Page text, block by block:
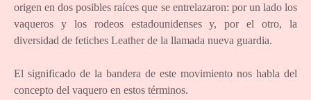
origen en dos posibles raíces que se entrelazaron: por un lado los
vaqueros y los rodeos estadounidenses y, por el otro, la
diversidad de fetiches Leather de la llamada nueva guardia.
El significado de la bandera de este movimiento nos habla del
concepto del vaquero en estos términos.